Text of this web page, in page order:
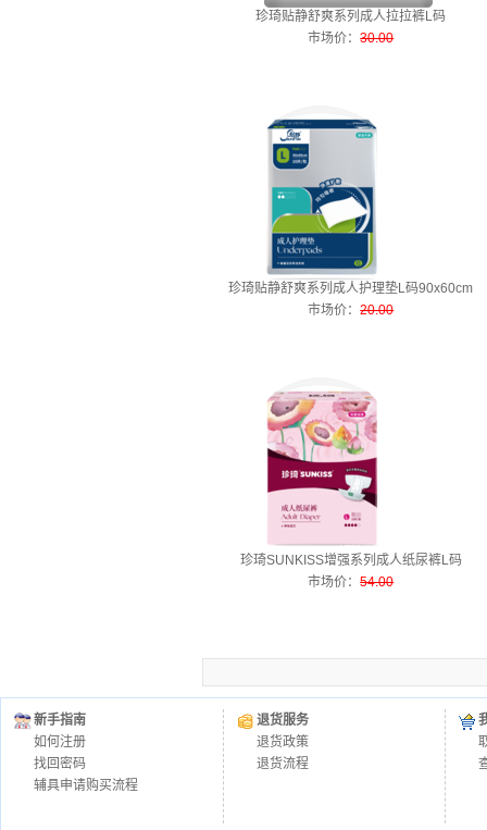
珍琦贴静舒爽系列成人拉拉裤L码
市场价：30.00
珍琦贴静舒爽系列成人护理垫L码90x60cm
市场价：20.00
珍琦SUNKISS增强系列成人纸尿裤L码
市场价：54.00
新手指南
如何注册
找回密码
辅具申请购买流程
退货服务
退货政策
退货流程